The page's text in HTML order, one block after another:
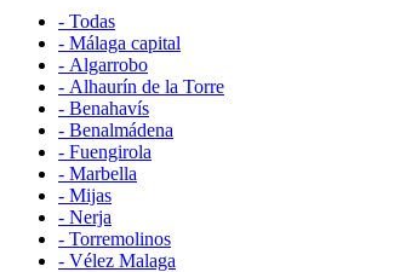
- Todas
- Málaga capital
- Algarrobo
- Alhaurín de la Torre
- Benahavís
- Benalmádena
- Fuengirola
- Marbella
- Mijas
- Nerja
- Torremolinos
- Vélez Malaga